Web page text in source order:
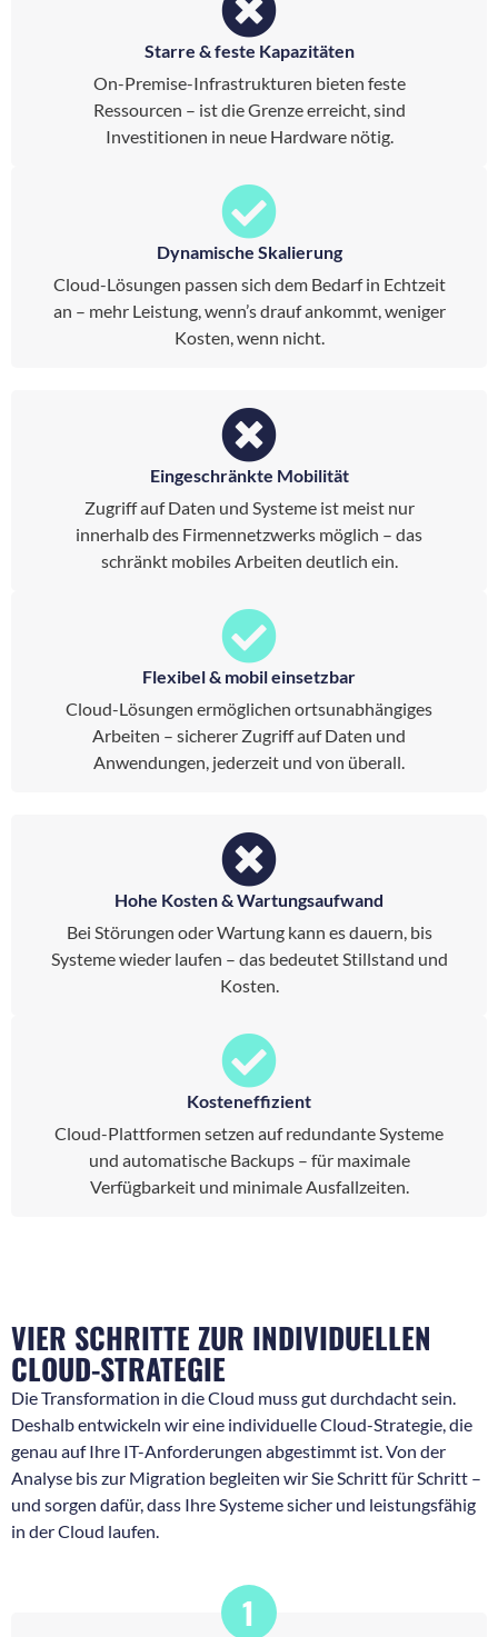
Starre & feste Kapazitäten
On-Premise-Infrastrukturen bieten feste
Ressourcen – ist die Grenze erreicht, sind
Investitionen in neue Hardware nötig.
Dynamische Skalierung
Cloud-Lösungen passen sich dem Bedarf in Echtzeit
an – mehr Leistung, wenn’s drauf ankommt, weniger
Kosten, wenn nicht.
Eingeschränkte Mobilität
Zugriff auf Daten und Systeme ist meist nur
innerhalb des Firmennetzwerks möglich – das
schränkt mobiles Arbeiten deutlich ein.
Flexibel & mobil einsetzbar
Cloud-Lösungen ermöglichen ortsunabhängiges
Arbeiten – sicherer Zugriff auf Daten und
Anwendungen, jederzeit und von überall.
Hohe Kosten & Wartungsaufwand
Bei Störungen oder Wartung kann es dauern, bis
Systeme wieder laufen – das bedeutet Stillstand und
Kosten.
Kosteneffizient
Cloud-Plattformen setzen auf redundante Systeme
und automatische Backups – für maximale
Verfügbarkeit und minimale Ausfallzeiten.
VIER SCHRITTE ZUR INDIVIDUELLEN
CLOUD-STRATEGIE
Die Transformation in die Cloud muss gut durchdacht sein.
Deshalb entwickeln wir eine individuelle Cloud-Strategie, die
genau auf Ihre IT-Anforderungen abgestimmt ist. Von der
Analyse bis zur Migration begleiten wir Sie Schritt für Schritt –
und sorgen dafür, dass Ihre Systeme sicher und leistungsfähig
in der Cloud laufen.
1